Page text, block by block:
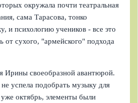
окружала почти театральная
сама Тарасова, тонко
и психологию учеников - все это
от сухого, "армейского" подхода
Ирины своеобразной авантюрой.
успела подобрать музыку для
октябрь, элементы были